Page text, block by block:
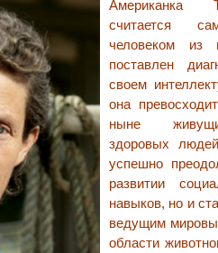
Американка
считается
человеком
поставлен
своем
она
ныне
здоровых
успешно
развитии
навыков, но и
ведущим
области